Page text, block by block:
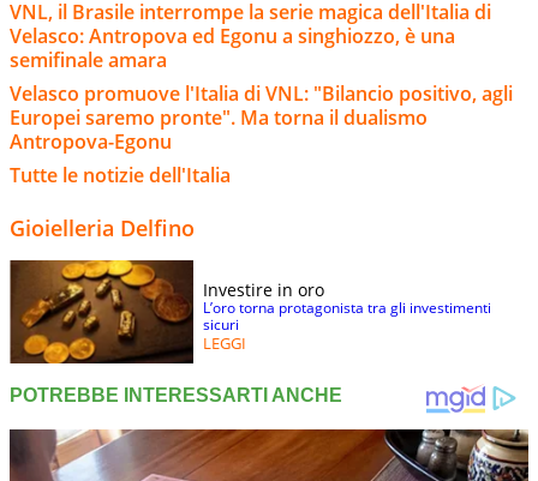
VNL, il Brasile interrompe la serie magica dell'Italia di
Velasco: Antropova ed Egonu a singhiozzo, è una
semifinale amara
Velasco promuove l'Italia di VNL: "Bilancio positivo, agli
Europei saremo pronte". Ma torna il dualismo
Antropova-Egonu
Tutte le notizie dell'Italia
Gioielleria Delfino
Investire in oro
L’oro torna protagonista tra gli investimenti
sicuri
LEGGI